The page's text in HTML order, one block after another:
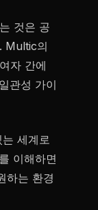
것은 공
Multic의
자 간에
관성 가이
세계로
이해하면
하는 환경